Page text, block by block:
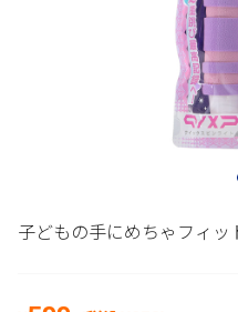
子どもの手にめちゃフィッ